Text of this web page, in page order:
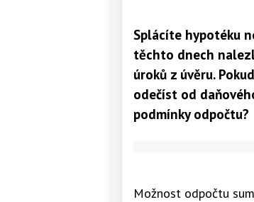
Splácíte hypotéku
těchto dnech
úroků z úvěru.
odečíst od
podmínky odpočtu?
Možnost odpočtu